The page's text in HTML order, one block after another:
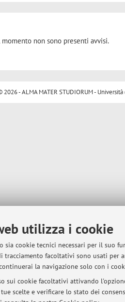
utilizza i cookie
sia cookie tecnici necessari per il suo
tracciamento facoltativi sono usati per
la navigazione solo con i
sui cookie facoltativi attivando
scelte e verificare lo stato dei
momento non sono presenti avvisi.
2026 - ALMA MATER STUDIORUM -